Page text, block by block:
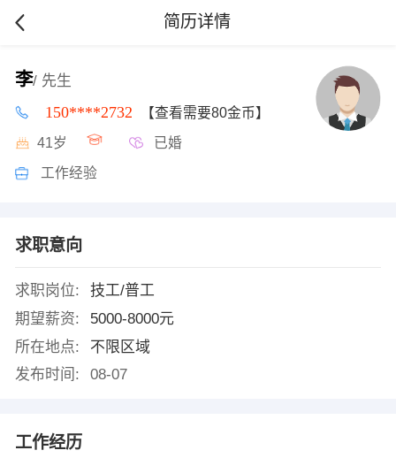
简历详情
李/ 先生
150****2732 【查看需要80金币】
41岁 已婚
工作经验
求职意向
求职岗位:
技工/普工
期望薪资:
5000-8000元
所在地点:
不限区域
发布时间:
08-07
工作经历